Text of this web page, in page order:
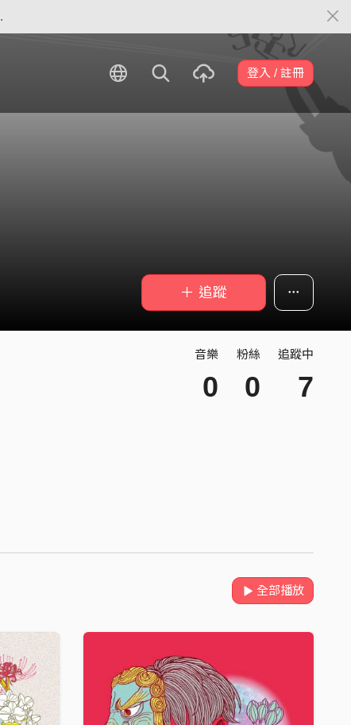
.
登入 / 註冊
＋ 追蹤
音樂
0
粉絲
0
追蹤中
7
全部播放